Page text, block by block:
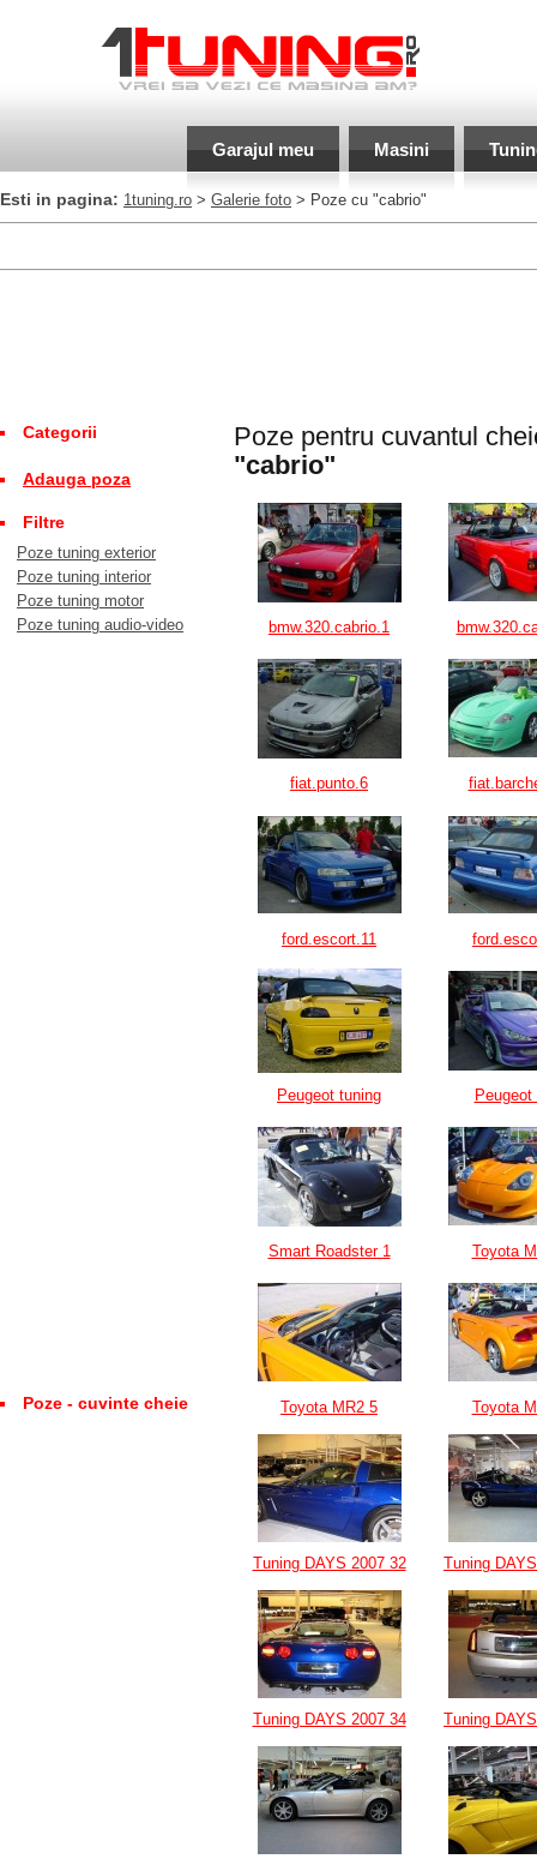
Garajul meu Masini
Esti in pagina: 1tuning.ro > Galerie foto > Poze cu "cabrio"
Categorii
Adauga poza
Filtre
Poze tuning exterior
Poze tuning interior
Poze tuning motor
Poze tuning audio-video
Poze - cuvinte cheie
Poze pentru cuvantul
"cabrio"
bmw.320.cabrio.1
fiat.punto.6
ford.escort.11
Peugeot tuning
Smart Roadster 1 Toyota
Toyota MR2 5 Toyota
Tuning DAYS 2007 32 Tuning
Tuning DAYS 2007 34 Tuning